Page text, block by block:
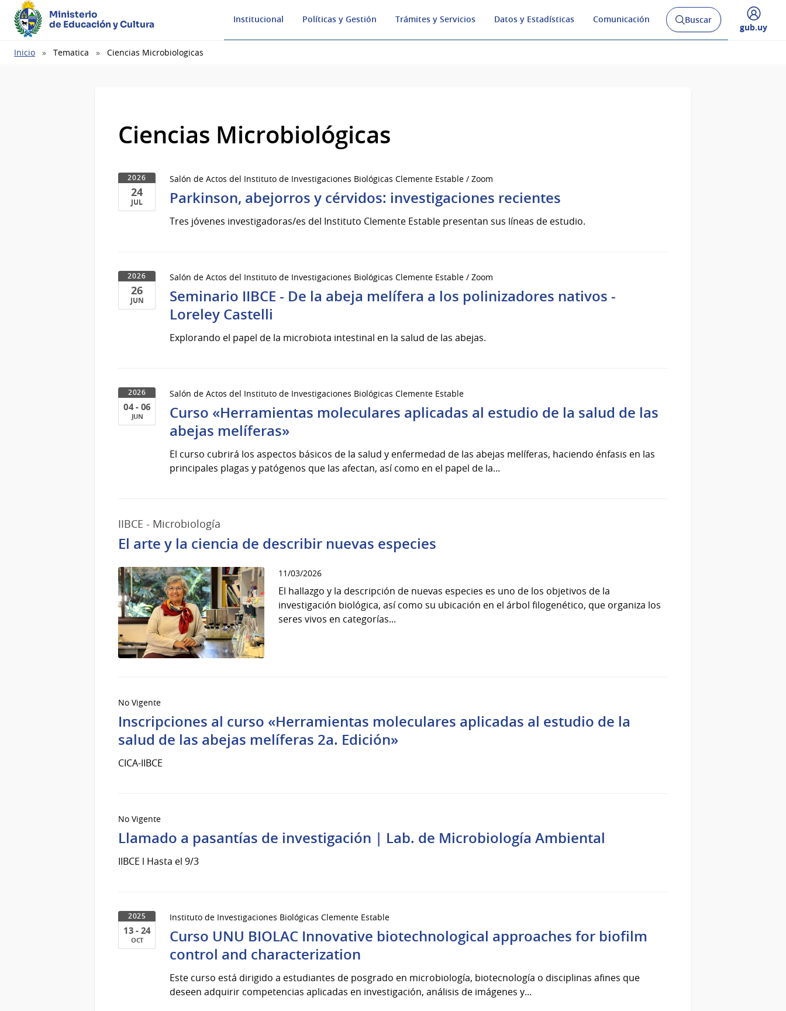
Ministerio
de Educación y Cultura
Institucional Políticas y Gestión Trámites y Servicios Datos y Estadísticas Comunicación
Abrir
buscador
Buscar
Desplegar
gub.uy
Ruta
Inicio Tematica Ciencias Microbiologicas
Ciencias Microbiológicas
2026
24
JUL
2026
Salón de Actos del Instituto de Investigaciones Biológicas Clemente Estable / Zoom
Parkinson, abejorros y cérvidos: investigaciones recientes
Tres jóvenes investigadoras/es del Instituto Clemente Estable presentan sus líneas de estudio.
2026
26
JUN
Salón de Actos del Instituto de Investigaciones Biológicas Clemente Estable / Zoom
Seminario IIBCE - De la abeja melífera a los polinizadores nativos -
Loreley Castelli
Explorando el papel de la microbiota intestinal en la salud de las abejas.
2026
04 - 06
JUN
Salón de Actos del Instituto de Investigaciones Biológicas Clemente Estable
Curso «Herramientas moleculares aplicadas al estudio de la salud de las
abejas melíferas»
El curso cubrirá los aspectos básicos de la salud y enfermedad de las abejas melíferas, haciendo énfasis en las
principales plagas y patógenos que las afectan, así como en el papel de la...
IIBCE - Microbiología
El arte y la ciencia de describir nuevas especies
11/03/2026
El hallazgo y la descripción de nuevas especies es uno de los objetivos de la
investigación biológica, así como su ubicación en el árbol filogenético, que organiza los
seres vivos en categorías...
No Vigente
Inscripciones al curso «Herramientas moleculares aplicadas al estudio de la
salud de las abejas melíferas 2a. Edición»
CICA-IIBCE
No Vigente
Llamado a pasantías de investigación | Lab. de Microbiología Ambiental
IIBCE l Hasta el 9/3
2025
13 - 24
OCT
Instituto de Investigaciones Biológicas Clemente Estable
Curso UNU BIOLAC Innovative biotechnological approaches for biofilm
control and characterization
Este curso está dirigido a estudiantes de posgrado en microbiología, biotecnología o disciplinas afines que
deseen adquirir competencias aplicadas en investigación, análisis de imágenes y...